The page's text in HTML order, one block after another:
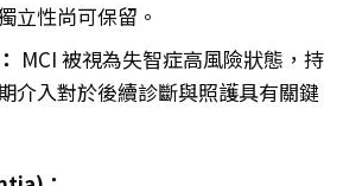
立性尚可保留。
MCI 被視為失智症高風險狀態，持
介入對於後續診斷與照護具有關鍵